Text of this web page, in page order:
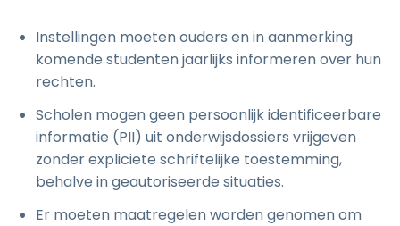
Instellingen moeten ouders en in aanmerking
komende studenten jaarlijks informeren over hun
rechten.
Scholen mogen geen persoonlijk identificeerbare
informatie (PII) uit onderwijsdossiers vrijgeven
zonder expliciete schriftelijke toestemming,
behalve in geautoriseerde situaties.
Er moeten maatregelen worden genomen om